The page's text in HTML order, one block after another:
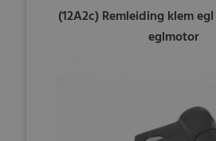
(12A2c) Remleiding klem
eglmotor